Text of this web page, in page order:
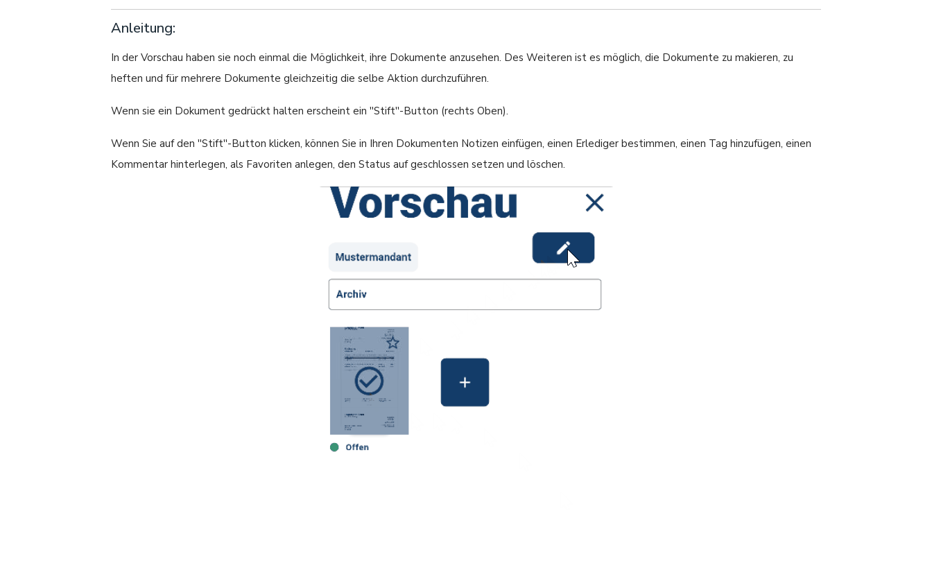
Anleitung:
In der Vorschau haben sie noch einmal die Möglichkeit, ihre Dokumente anzusehen. Des Weiteren ist es möglich, die Dokumente zu makieren, zu
heften und für mehrere Dokumente gleichzeitig die selbe Aktion durchzuführen.
Wenn sie ein Dokument gedrückt halten erscheint ein ''Stift''-Button (rechts Oben).
Wenn Sie auf den ''Stift''-Button klicken, können Sie in Ihren Dokumenten Notizen einfügen, einen Erlediger bestimmen, einen Tag hinzufügen, einen
Kommentar hinterlegen, als Favoriten anlegen, den Status auf geschlossen setzen und löschen.